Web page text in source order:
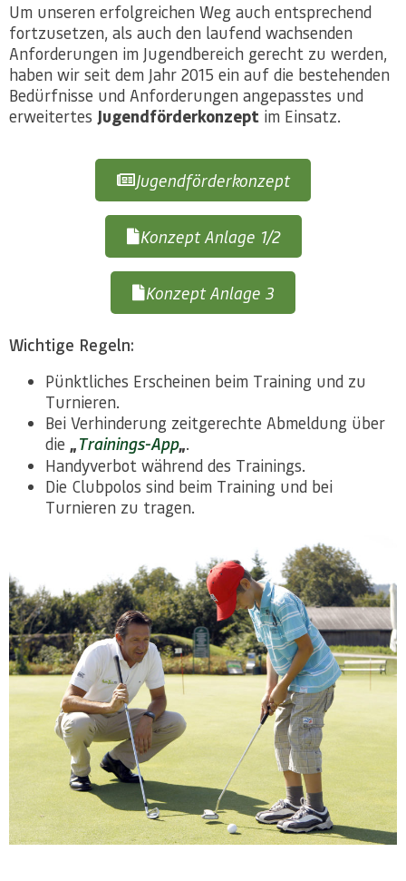
Um unseren erfolgreichen Weg auch entsprechend
fortzusetzen, als auch den laufend wachsenden
Anforderungen im Jugendbereich gerecht zu werden,
haben wir seit dem Jahr 2015 ein auf die bestehenden
Bedürfnisse und Anforderungen angepasstes und
erweitertes Jugendförderkonzept im Einsatz.
Jugendförderkonzept
Konzept Anlage 1/2
Konzept Anlage 3
Wichtige Regeln:
Pünktliches Erscheinen beim Training und zu
Turnieren.
Bei Verhinderung zeitgerechte Abmeldung über
die „Trainings-App„.
Handyverbot während des Trainings.
Die Clubpolos sind beim Training und bei
Turnieren zu tragen.